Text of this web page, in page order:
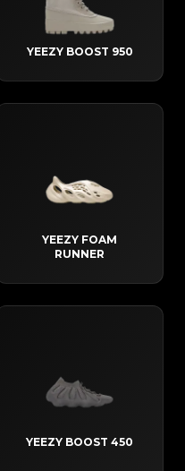
YEEZY BOOST 950
YEEZY FOAM
RUNNER
YEEZY BOOST 450